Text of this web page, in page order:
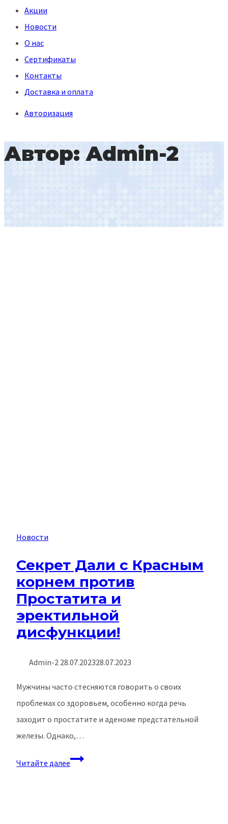
Акции
Новости
О нас
Сертификаты
Контакты
Доставка и оплата
Авторизация
Автор: Admin-2
Новости
Секрет Дали с Красным
корнем против
Простатита и
эректильной
дисфункции!
Admin-2 28.07.202328.07.2023
Мужчины часто стесняются говорить о своих
проблемах со здоровьем, особенно когда речь
заходит о простатите и аденоме предстательной
железы. Однако,…
Читайте далееСекрет